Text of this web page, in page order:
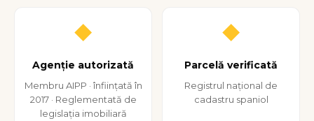
◆
Agenție autorizată
Membru AIPP · înființată în
2017 · Reglementată de
legislația imobiliară
◆
Parcelă verificată
Registrul național de
cadastru spaniol